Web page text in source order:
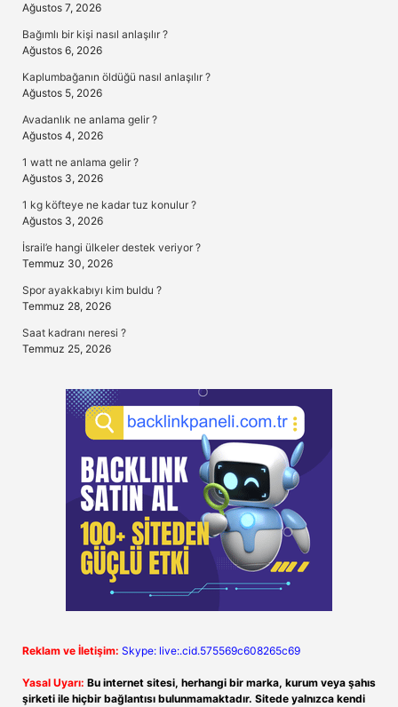
Ağustos 7, 2026
Bağımlı bir kişi nasıl anlaşılır ?
Ağustos 6, 2026
Kaplumbağanın öldüğü nasıl anlaşılır ?
Ağustos 5, 2026
Avadanlık ne anlama gelir ?
Ağustos 4, 2026
1 watt ne anlama gelir ?
Ağustos 3, 2026
1 kg köfteye ne kadar tuz konulur ?
Ağustos 3, 2026
İsrail’e hangi ülkeler destek veriyor ?
Temmuz 30, 2026
Spor ayakkabıyı kim buldu ?
Temmuz 28, 2026
Saat kadranı neresi ?
Temmuz 25, 2026
Reklam ve İletişim: Skype: live:.cid.575569c608265c69
Yasal Uyarı: Bu internet sitesi, herhangi bir marka, kurum veya şahıs
şirketi ile hiçbir bağlantısı bulunmamaktadır. Sitede yalnızca kendi